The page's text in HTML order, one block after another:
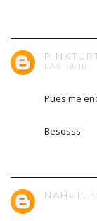
LAS 18:10
Pues me
Besosss
NAHUIL